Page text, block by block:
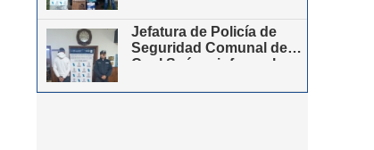
Jefatura de Policía de
Seguridad Comunal de
Cnel Suárez informa los
a cabo durante los